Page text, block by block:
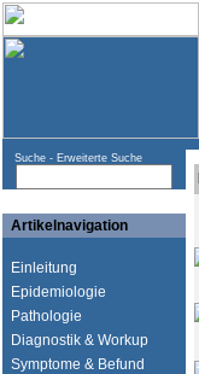
Suche - Erweiterte Suche
Artikelnavigation
Einleitung
Epidemiologie
Pathologie
Diagnostik & Workup
Symptome & Befund